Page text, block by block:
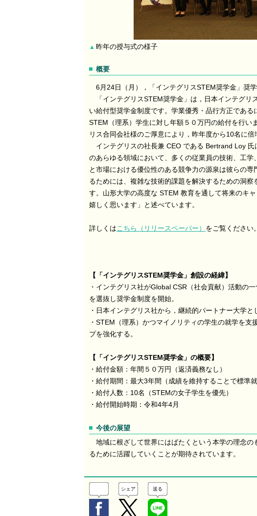
▲ 昨年の授与式の様子
概要
6月24日（月），「インテグリスSTEM奨学金」奨学
「インテグリスSTEM奨学金」は，日本インテグリ
い給付型奨学金制度です。学業優秀・品行方正であ
STEM（理系）学生に対し年額５０万円の給付を行
リス合同会社様のご厚意により，昨年度から10名に倍
インテグリスの社長兼 CEO である Bertrand Loy
のあらゆる領域において、多くの従業員の技術、工
と市場における優位性のある競争力の源泉は彼らの
るためには、複雑な技術的課題を解決するための洞
す。山形大学の高度な STEM 教育を通して将来のキ
嬉しく思います」と述べています。
詳しくはこちら（リリースペーパー） をご覧ください。
【 「インテグリスSTEM奨学金」創設の経緯】
・インテグリス社がGlobal CSR（社会貢献）活動の
を選抜し奨学金制度を開始。
・日本インテグリス社から，継続的パートナー大学
・STEM（理系）かつマイノリティの学生の就学を
プを強化する。
【 「インテグリスSTEM奨学金」の概要】
・給付金額：年間５０万円（返済義務なし）
・給付期間：最大3年間（成績を維持することで標準
・給付人数：10名（STEMの女子学生を優先）
・給付開始時期：令和4年4月
今後の展望
地域に根ざして世界にはばたくという本学の理念の
るために活躍していくことが期待されています。
シェア 送る